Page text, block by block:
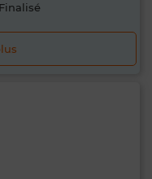
Finalisé